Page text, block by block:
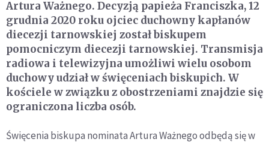
Artura Ważnego. Decyzją papieża Franciszka, 12
grudnia 2020 roku ojciec duchowny kapłanów
diecezji tarnowskiej został biskupem
pomocniczym diecezji tarnowskiej. Transmisja
radiowa i telewizyjna umożliwi wielu osobom
duchowy udział w święceniach biskupich. W
kościele w związku z obostrzeniami znajdzie się
ograniczona liczba osób.
Święcenia biskupa nominata Artura Ważnego odbędą się w